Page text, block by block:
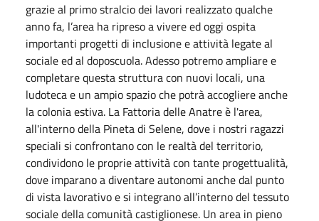
grazie al primo stralcio dei lavori realizzato qualche
anno fa, l’area ha ripreso a vivere edoggi ospita
importanti progetti di inclusione e attività legate al
sociale ed al doposcuola. Adesso potremo ampliare e
completare questa struttura con nuovi locali, una
ludoteca e un ampio spazio che potrà accogliere anche
la colonia estiva. La Fattoria delle Anatre è l'area,
all'interno della Pineta di Selene, dove i nostri ragazzi
speciali si confrontano con le realtà del territorio,
condividono le proprie attività con tante progettualità,
dove imparano a diventare autonomi anche dal punto
di vista lavorativo e si integrano all’interno del tessuto
sociale della comunità castiglionese. Un area in pieno